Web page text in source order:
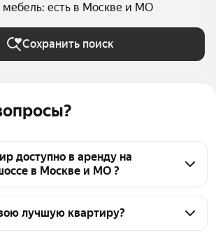
доступно в аренду на
в Москве и МО ?
в аренду 170 квартир, из
лучшую квартиру?
мебель: есть в Москве и МО
Сохранить поиск